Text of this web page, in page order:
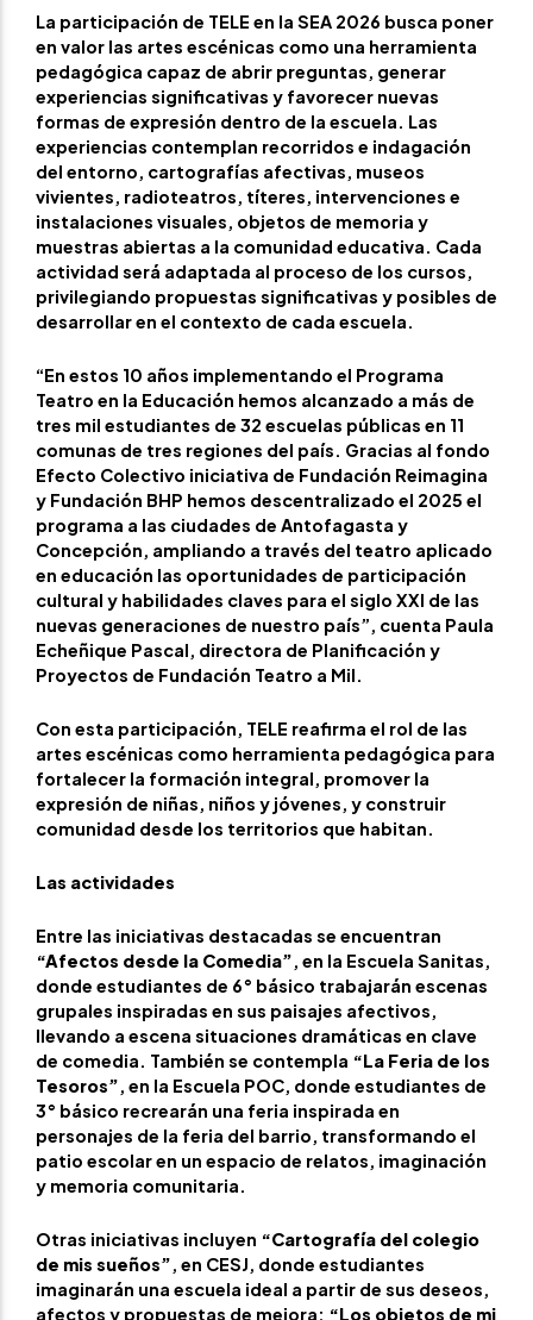
La participación de TELE en la SEA 2026 busca poner
en valor las artes escénicas como una herramienta
pedagógica capaz de abrir preguntas, generar
experiencias significativas y favorecer nuevas
formas de expresión dentro de la escuela. Las
experiencias contemplan recorridos e indagación
del entorno, cartografías afectivas, museos
vivientes, radioteatros, títeres, intervenciones e
instalaciones visuales, objetos de memoria y
muestras abiertas a la comunidad educativa. Cada
actividad será adaptada al proceso de los cursos,
privilegiando propuestas significativas y posibles de
desarrollar en el contexto de cada escuela.
“En estos 10 años implementando el Programa
Teatro en la Educación hemos alcanzado a más de
tres mil estudiantes de 32 escuelas públicas en 11
comunas de tres regiones del país. Gracias al fondo
Efecto Colectivo iniciativa de Fundación Reimagina
y Fundación BHP hemos descentralizado el 2025 el
programa a las ciudades de Antofagasta y
Concepción, ampliando a través del teatro aplicado
en educación las oportunidades de participación
cultural y habilidades claves para el siglo XXI de las
nuevas generaciones de nuestro país”, cuenta Paula
Echeñique Pascal, directora de Planificación y
Proyectos de Fundación Teatro a Mil.
Con esta participación, TELE reafirma el rol de las
artes escénicas como herramienta pedagógica para
fortalecer la formación integral, promover la
expresión de niñas, niños y jóvenes, y construir
comunidad desde los territorios que habitan.
Las actividades
Entre las iniciativas destacadas se encuentran
“Afectos desde la Comedia”, en la Escuela Sanitas,
donde estudiantes de 6° básico trabajarán escenas
grupales inspiradas en sus paisajes afectivos,
llevando a escena situaciones dramáticas en clave
de comedia. También se contempla “La Feria de los
Tesoros”, en la Escuela POC, donde estudiantes de
3° básico recrearán una feria inspirada en
personajes de la feria del barrio, transformando el
patio escolar en un espacio de relatos, imaginación
y memoria comunitaria.
Otras iniciativas incluyen “Cartografía del colegio
de mis sueños”, en CESJ, donde estudiantes
imaginarán una escuela ideal a partir de sus deseos,
afectos y propuestas de mejora; “Los objetos de mi